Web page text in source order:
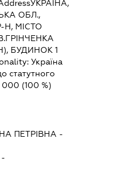
УКРАЇНА,
ОБЛ.,
Н, МІСТО
БУДИНОК 1
Україна
статутного
000 (100 %)
ПЕТРІВНА -
-